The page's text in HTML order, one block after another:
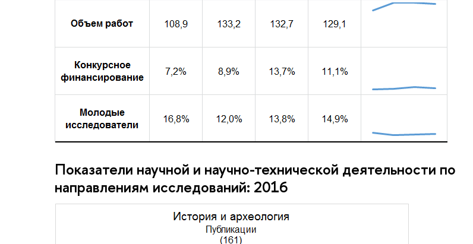
Показатели научной и научно-технической деятельности по
направлениям исследований: 2016